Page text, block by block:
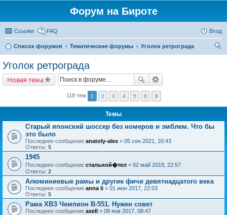
Форум на Бироте
Ссылки FAQ Вход
Список форумов Тематические форумы
Уголок ретрограда
Уголок ретрограда
Новая тема
118 тем 1 2 3 4 5 6
Темы
Старый японский шоссер без номеров и эмблем. Что бы
это было
Последнее сообщение anatoly-alex « 05 сен 2021, 20:43
Ответы: 5
1945
Последнее сообщение стальной�тел « 02 май 2019, 22:57
Ответы: 2
Алюминиевые рамы и другие фичи девятнадцатого века
Последнее сообщение anna li « 01 июн 2017, 22:03
Ответы: 5
Рама ХВЗ Чемпион В-551. Нужен совет
Последнее сообщение axell « 09 янв 2017, 08:47